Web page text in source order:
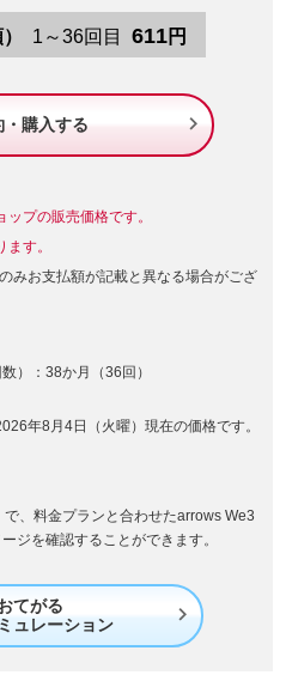
1～36回目 611円
・購入する 
プの販売価格です。
す。
みお支払額が記載と異なる場合がござ
）：38か月（36回）
年8月4日（火曜）現在の価格です。
で、料金プランと合わせたarrows We3
ジを確認することができます。
てがる
ュレーション
